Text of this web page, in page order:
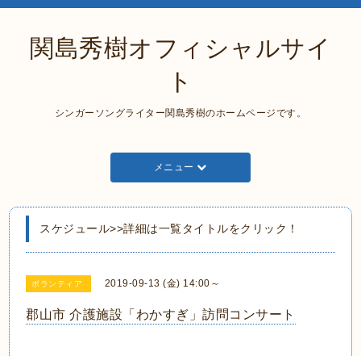
関島秀樹オフィシャルサイ
ト
シンガーソングライター関島秀樹のホームページです。
メニュー
スケジュール>>詳細は一覧タイトルをクリック！
ボランティア 2019-09-13 (金) 14:00～
郡山市 介護施設「わかすぎ」訪問コンサート